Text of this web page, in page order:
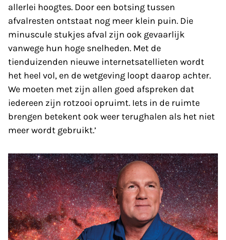
allerlei hoogtes. Door een botsing tussen
afvalresten ontstaat nog meer klein puin. Die
minuscule stukjes afval zijn ook gevaarlijk
vanwege hun hoge snelheden. Met de
tienduizenden nieuwe internetsatellieten wordt
het heel vol, en de wetgeving loopt daarop achter.
We moeten met zijn allen goed afspreken dat
iedereen zijn rotzooi opruimt. Iets in de ruimte
brengen betekent ook weer terughalen als het niet
meer wordt gebruikt.’